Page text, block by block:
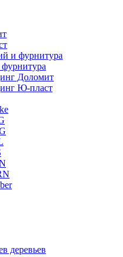
и фурнитура
Доломит
Ю-пласт
деревьев